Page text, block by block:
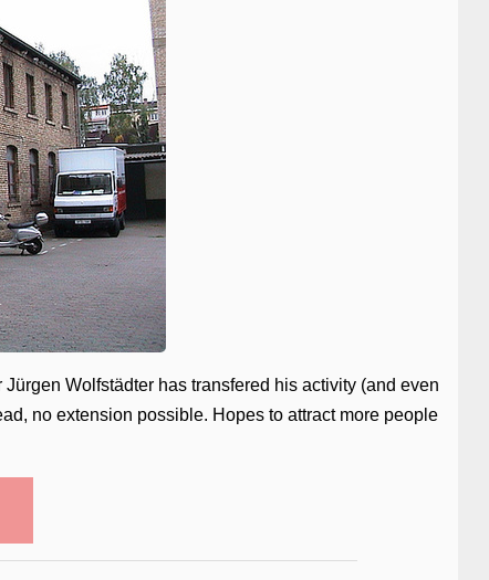
Wolfstädter has transfered his activity (and even
no extension possible. Hopes to attract more people